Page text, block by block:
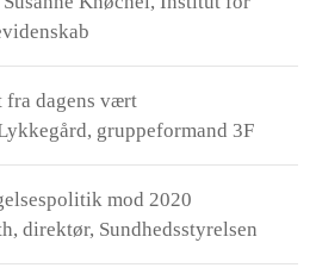
fra dagens vært
gruppeformand 3F
mod 2020
direktør, Sundhedsstyrelsen